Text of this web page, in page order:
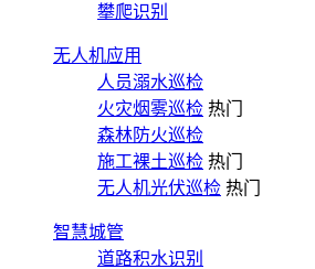
攀爬识别
无人机应用
人员溺水巡检
火灾烟雾巡检 热门
森林防火巡检
施工裸土巡检 热门
无人机光伏巡检 热门
智慧城管
道路积水识别